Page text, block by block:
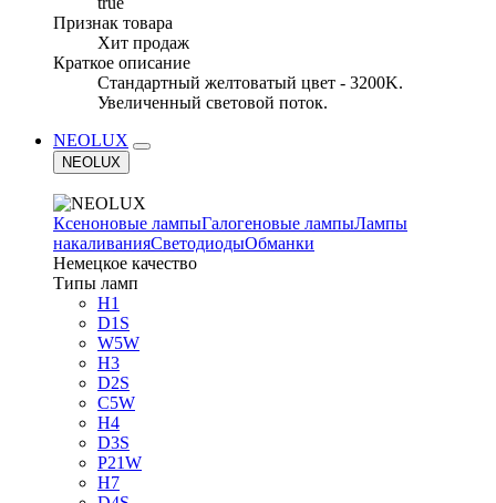
Признак товара
Хит продаж
Краткое описание
Стандартный желтоватый цвет - 3200K.
Увеличенный световой поток.
NEOLUX
NEOLUX
Ксеноновые лампыГалогеновые лампыЛампы
накаливанияСветодиодыОбманки
Немецкое качество
Типы ламп
H1
D1S
W5W
H3
D2S
C5W
H4
D3S
P21W
H7